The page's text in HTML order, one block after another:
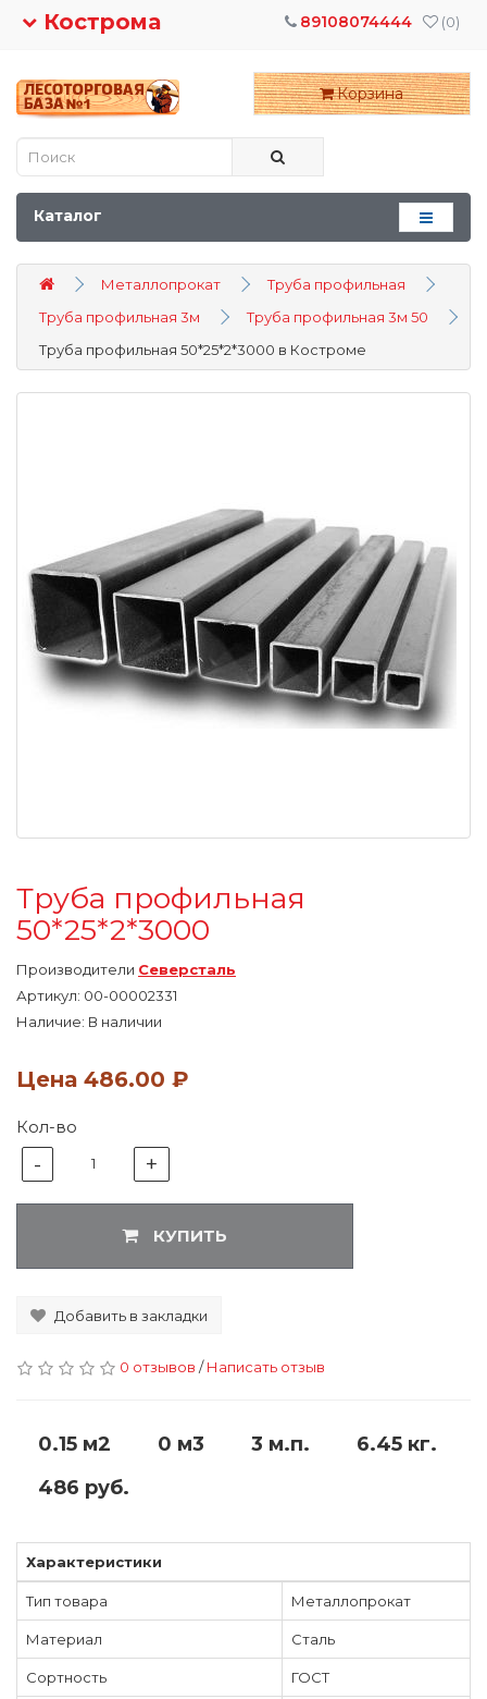
Кострома (0)
89108074444
Корзина
Каталог
Металлопрокат
Труба профильная
Труба профильная 3м
Труба профильная 3м 50
Труба профильная 50*25*2*3000 в Костроме
Труба профильная
50*25*2*3000
Производители Северсталь
Артикул: 00-00002331
Наличие: В наличии
Цена 486.00 ₽
Кол-во
- 1 +
КУПИТЬ
Добавить в закладки
0 отзывов /Написать отзыв
0.15 м2 0 м3 3 м.п.
6.45 кг.
486 руб.
Характеристики
Тип товара Металлопрокат
Материал Сталь
Сортность ГОСТ